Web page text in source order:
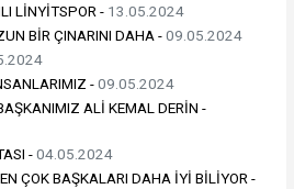
LİNYİTSPOR - 13.05.2024
BİR ÇINARINI DAHA -09.05.2024
-09.05.2024
ALİ KEMAL DERİN -
-04.05.2024
ÇOK BAŞKALARI DAHA İYİ BİLİYOR -